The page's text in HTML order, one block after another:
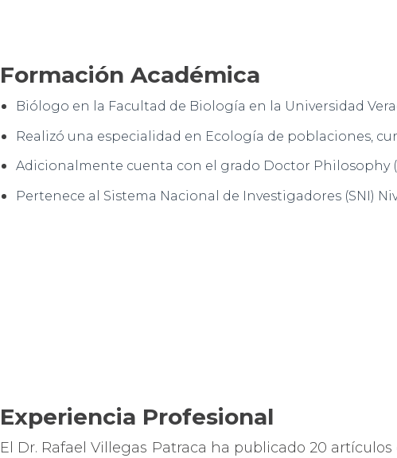
Formación Académica
Biólogo en la Facultad de Biología en la Universidad
Realizó una especialidad en Ecología de poblaciones,
Adicionalmente cuenta con el grado Doctor Philosophy
Pertenece al Sistema Nacional de Investigadores (SNI)
Experiencia Profesional
El Dr. Rafael Villegas Patraca ha publicado 20